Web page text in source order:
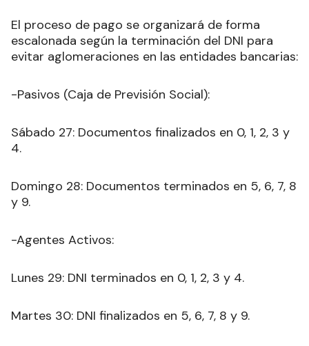
El proceso de pago se organizará de forma
escalonada según la terminación del DNI para
evitar aglomeraciones en las entidades bancarias:
-Pasivos (Caja de Previsión Social):
Sábado 27: Documentos finalizados en 0, 1, 2, 3 y
4.
Domingo 28: Documentos terminados en 5, 6, 7, 8
y 9.
-Agentes Activos:
Lunes 29: DNI terminados en 0, 1, 2, 3 y 4.
Martes 30: DNI finalizados en 5, 6, 7, 8 y 9.